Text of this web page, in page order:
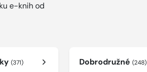
e-knih od
(371) Dobrodružné(248)